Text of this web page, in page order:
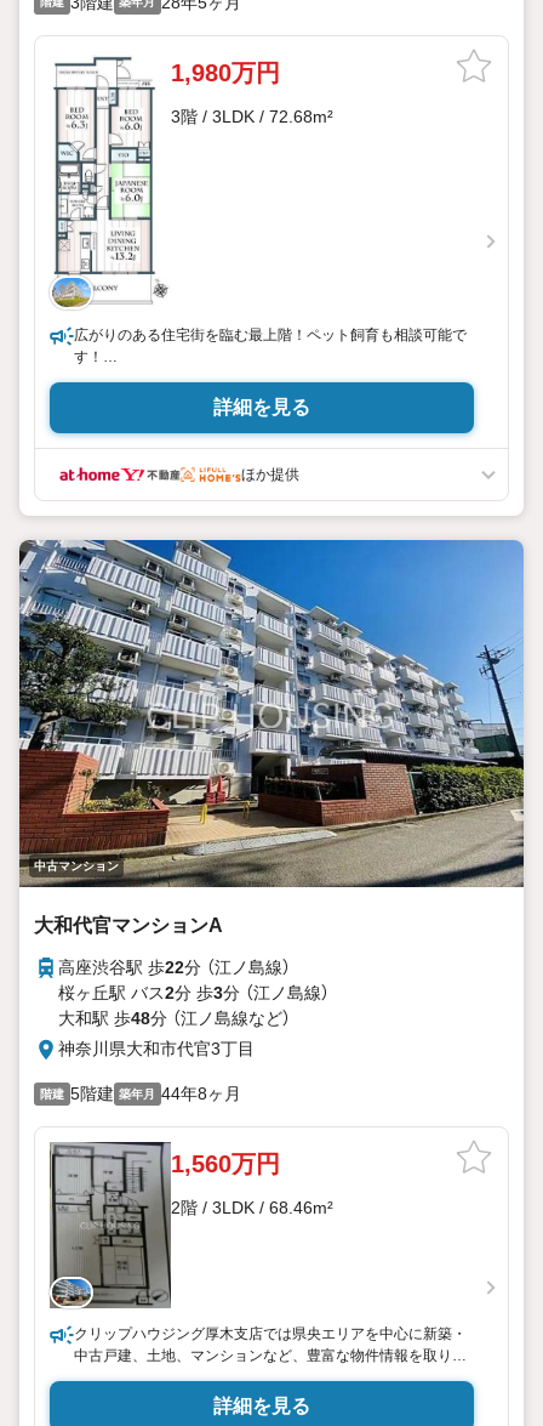
1,980万円
3階 / 3LDK / 72.68m²
広がりのある住宅街を臨む最上階！ペット飼育も相談可能で
す！
■全居室6帖以上のゆったり住空間！WICを初めとする全居室
収納で、ゆとりを実感できます。
■ペット飼育相談可能です（飼育細則あり）。
■2WAYの洗面所、家事動線が考えられた、使い勝手のいい間
取り構成。
詳細を見る
ほか提供
中古マンション
大和代官マンションA
高座渋谷駅 歩22分 （江ノ島線）
桜ヶ丘駅 バス2分 歩3分 （江ノ島線）
大和駅 歩48分 （江ノ島線など）
神奈川県大和市代官3丁目
階建 5階建 築年月 44年8ヶ月
1,560万円
2階 / 3LDK / 68.46m²
クリップハウジング厚木支店では県央エリアを中心に新築・
中古戸建、土地、マンションなど、豊富な物件情報を取り扱
っております。
応対スタッフは「宅地建物取引士」、「住宅ローンアドバイザ
ー」資格を保有しており、プロとして的確なアドバイスをい
詳細を見る